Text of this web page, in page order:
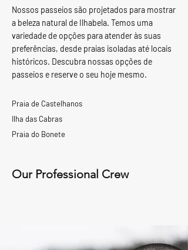
Nossos passeios são projetados para mostrar
a beleza natural de Ilhabela. Temos uma
variedade de opções para atender às suas
preferências, desde praias isoladas até locais
históricos. Descubra nossas opções de
passeios e reserve o seu hoje mesmo.
Praia de Castelhanos
Ilha das Cabras
Praia do Bonete
Our Professional Crew